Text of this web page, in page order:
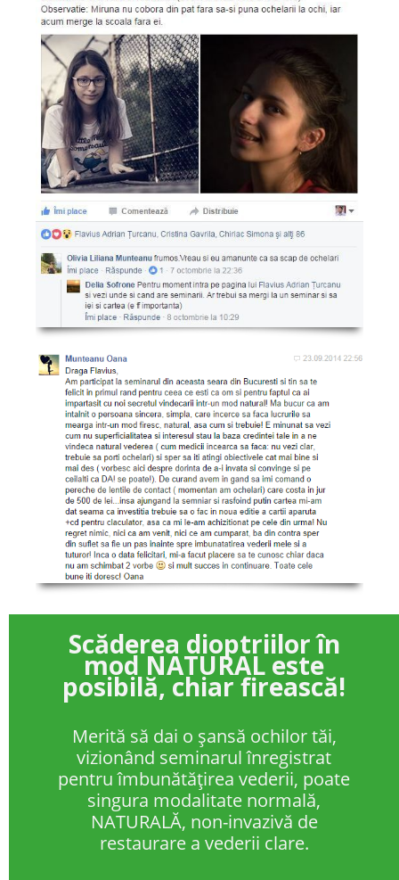
Scăderea dioptriilor în
mod NATURAL este
posibilă, chiar firească!
Merită să dai o șansă ochilor tăi,
vizionând seminarul înregistrat
pentru îmbunătățirea vederii, poate
singura modalitate normală,
NATURALĂ, non-invazivă de
restaurare a vederii clare.